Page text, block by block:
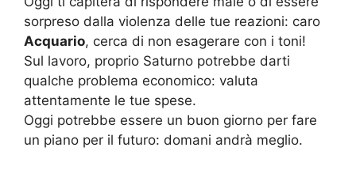
sorpreso dalla violenza delle tue reazioni: caro
Acquario, cerca di non esagerare con i toni!
Sul lavoro, proprio Saturno potrebbe darti
qualche problema economico: valuta
attentamente le tue spese.
Oggi potrebbe essere un buon giorno per fare
un piano per il futuro: domani andrà meglio.